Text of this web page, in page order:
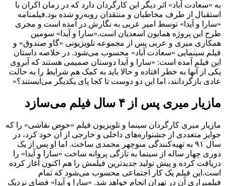
به «سعادت آباد» اثر دیگر این کارگردان دارد که در زمان اکران با
استقبال از طرف مخاطبان و منتقدان روبه‌رو شده بود.فیلمنامه
«سارا و آیدا» توسط امیر عربی به نگارش در آمده است و مجری
طرح این پروژه همایون اسعدیان است.«سارا و آیدا» سومین
همکاری میری و عربی پس از مجموعه تلویزیونی «گاو صندوق» و
فیلم سینمایی «سعادت آباد» محسوب می‌شود. در خلاصه داستان
این فیلم آمده است: «سارا و آیدا دوستان صمیمی هستند که آبروی
یکی از آنها به خطر افتاده و حالا باید به کمک هم شرایط را به حالت
عادی بازگردانند، اما این دو دوست تا کجا پای یکدیگر می‌ایستند؟»
مازیار میری پس از ۴ سال فیلم می‌سازد
مازیار میری کارگردان سینما و تلویزیون فیلم «حوض نقاشی» را که
جوایز متعددی از جشنواره‌های داخلی و خارجی از آن خود کرد، در
سال ۹۱ به تهیه‌کنندگی منوچهر محمدی ساخت. اما او پس از یک
دوری چهار ساله از سینما به تازگی پروانه ساخت «سارا و آیدا» را
دریافت کرده و پیش تولید جدیدترین فیلمش را هم اکنون آغاز کرده
است.این فیلم یک کار اجتماعی محسوب می‌شود که تمام
فیلمبراری آن در تهران انجام خواهد شد. «سارا و آیدا» فضای نزدیک